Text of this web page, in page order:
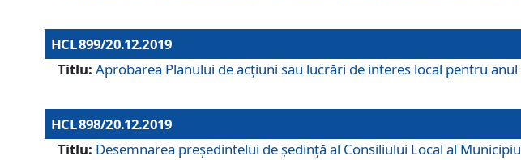
HCL 899/20.12.2019
Titlu: Aprobarea Planului de acţiuni sau lucrări de interes local pentru
HCL 898/20.12.2019
Titlu: Desemnarea preşedintelui de şedinţă al Consiliului Local al